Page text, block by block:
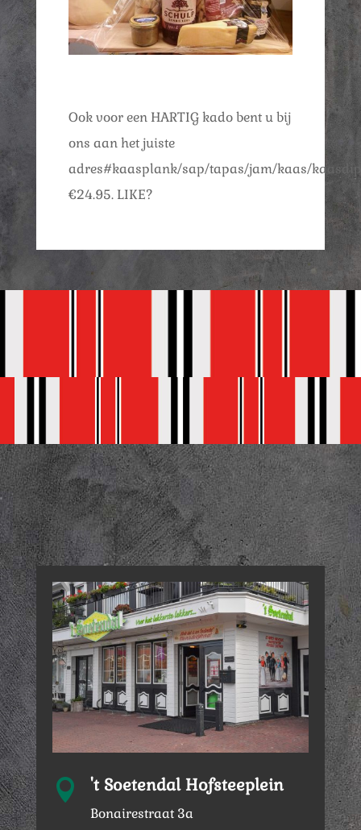
Ook voor een HARTIG kado bent u bij
ons aan het juiste
adres#kaasplank/sap/tapas/jam/kaas/
€24.95. LIKE?
 't Soetendal Hofsteeplein
Bonairestraat 3a